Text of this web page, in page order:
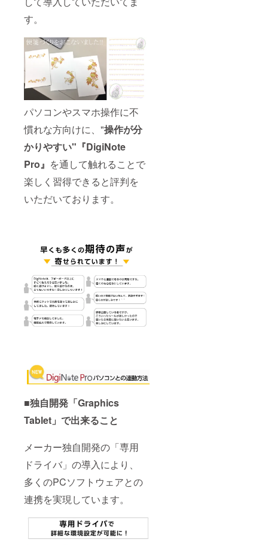
す。
パソコンやスマホ操作に不
慣れな方向けに、"操作が分
かりやすい"『DigiNote
Pro』 を通して触れることで
楽しく習得できると評判を
いただいております。
■独自開発「Graphics
Tablet」で出来ること
メーカー独自開発の「専用
ドライバ」の導入により、
多くのPCソフトウェアとの
連携を実現しています。